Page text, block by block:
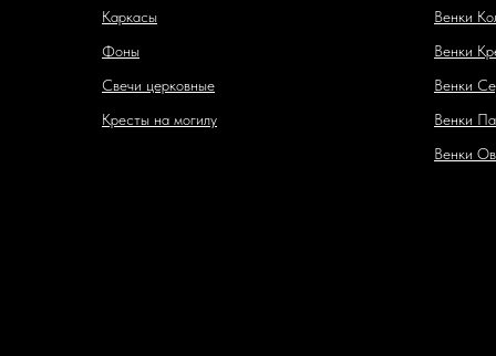
Каркасы
Фоны
Свечи церковные
Кресты на могилу
Венки
Венки
Венки
Венки
Венки